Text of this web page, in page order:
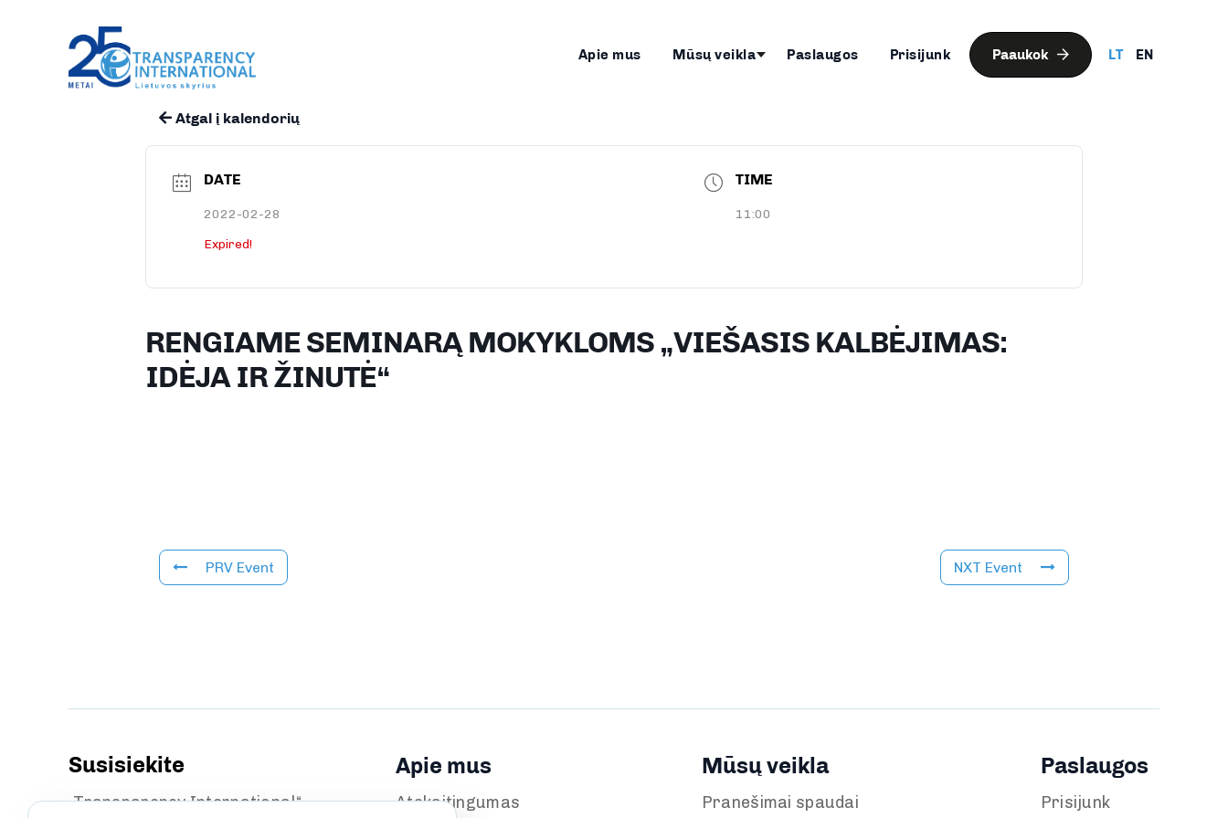
Apie mus Mūsų veikla Paslaugos Prisijunk Paaukok LT EN
Atgal į kalendorių
DATE
2022-02-28
Expired!
TIME
11:00
RENGIAME SEMINARĄ MOKYKLOMS „VIEŠASIS KALBĖJIMAS:
IDĖJA IR ŽINUTĖ“
PRV Event NXT Event
Susisiekite
„Transparency International“
Apie mus
Atskaitingumas
Mūsų veikla
Pranešimai spaudai
Paslaugos
Prisijunk